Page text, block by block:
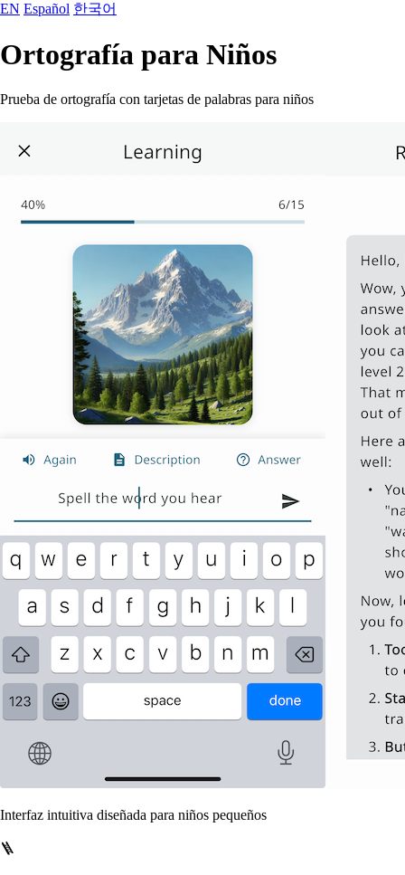
EN Español 한국어
Ortografía para Niños
Prueba de ortografía con tarjetas de palabras para niños
Interfaz intuitiva diseñada para niños pequeños
🪜